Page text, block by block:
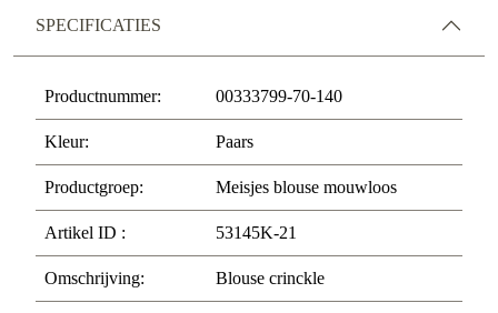
SPECIFICATIES
Productnummer: 00333799-70-140
Kleur: Paars
Productgroep: Meisjes blouse mouwloos
Artikel ID : 53145K-21
Omschrijving: Blouse crinckle